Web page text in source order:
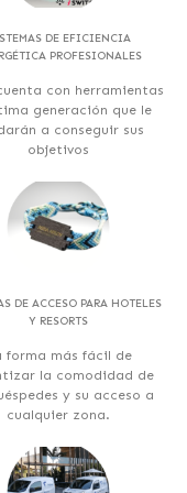
DE EFICIENCIA
PROFESIONALES
con herramientas
generación que le
a conseguir sus
objetivos
DE ACCESO PARA HOTELES
Y RESORTS
forma más fácil de
la comodidad de
y su acceso a
cualquier zona.